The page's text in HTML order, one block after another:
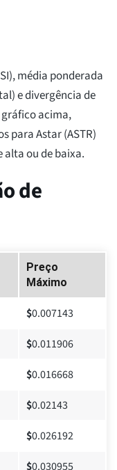
média ponderada
e divergência de
gráfico acima,
para Astar (ASTR)
alta ou de baixa.
de
Preço
Máximo
$0.007143
$0.011906
$0.016668
$0.02143
$0.026192
$0.030955